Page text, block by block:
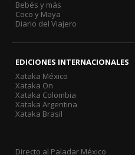
Bebés y más
Coco y Maya
Diario del Viajero
EDICIONES INTERNACIONALES
Xataka México
Xataka On
Xataka Colombia
Xataka Argentina
Xataka Brasil
Directo al Paladar México